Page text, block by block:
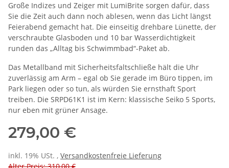
Große Indizes und Zeiger mit LumiBrite sorgen dafür, dass
Sie die Zeit auch dann noch ablesen, wenn das Licht längst
Feierabend gemacht hat. Die einseitig drehbare Lünette, der
verschraubte Glasboden und 10 bar Wasserdichtigkeit
runden das „Alltag bis Schwimmbad“-Paket ab.
Das Metallband mit Sicherheitsfaltschließe hält die Uhr
zuverlässig am Arm – egal ob Sie gerade im Büro tippen, im
Park liegen oder so tun, als würden Sie ernsthaft Sport
treiben. Die SRPD61K1 ist im Kern: klassische Seiko 5 Sports,
nur eben mit grüner Ansage.
279,00 €
inkl. 19% USt. , Versandkostenfreie Lieferung